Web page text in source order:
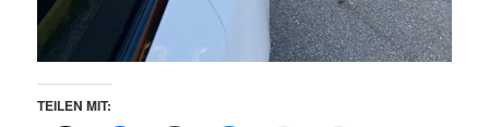
TEILEN MIT: